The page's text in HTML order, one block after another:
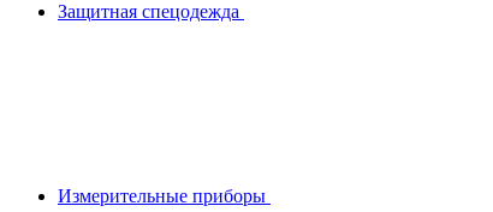
Защитная спецодежда
Измерительные приборы